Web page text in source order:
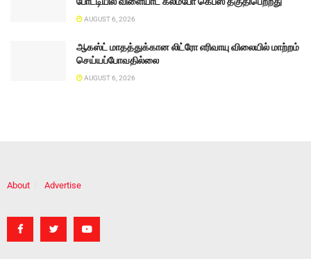
AUGUST 6, 2026
ஆகஸ்ட் மாதத்துக்கான லிட்ரோ எரிவாயு விலையில் மாற்றம்
செய்யப்போவதில்லை
AUGUST 6, 2026
About Advertise